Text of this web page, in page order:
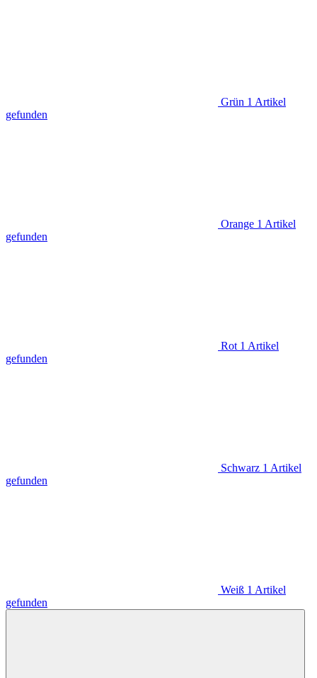
Grün 1 Artikel
gefunden
Orange 1 Artikel
gefunden
Rot 1 Artikel
gefunden
Schwarz 1 Artikel
gefunden
Weiß 1 Artikel
gefunden